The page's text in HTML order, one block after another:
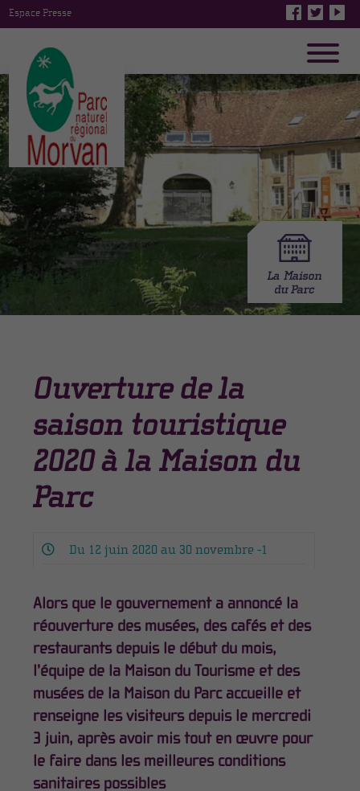
Espace Presse
Ouverture de la
saison touristique
2020 à la Maison du
Parc
Du 12 juin 2020 au 30 novembre -1
Alors que le gouvernement a annoncé la
réouverture des musées, des cafés et des
restaurants depuis le début du mois,
l’équipe de la Maison du Tourisme et des
musées de la Maison du Parc accueille et
renseigne les visiteurs depuis le mercredi
3 juin, après avoir mis tout en œuvre pour
le faire dans les meilleures conditions
sanitaires possibles